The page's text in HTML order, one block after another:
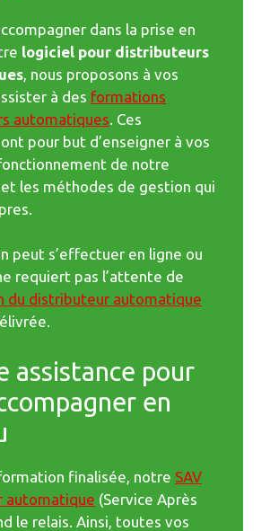
dans la prise en
logiciel pour distributeurs
, nous proposons à vos
à des formations
automatiques. Ces
pour but d’enseigner à vos
de notre
les méthodes de gestion qui
peut s’effectuer en ligne ou
requiert pas l’attente de
du distributeur automatique
assistance pour
en
finalisée, notre SAV
automatique (Service Après
le relais. Ainsi, toutes vos